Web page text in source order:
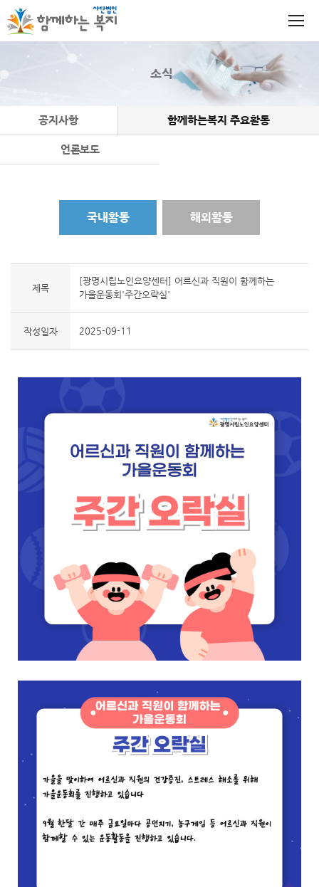
소식
공지사항 함께하는복지 주요활동
언론보도
국내활동 해외활동
제목
[광명시립노인요양센터] 어르신과 직원이 함께하는
가을운동회'주간오락실'
작성일자 2025-09-11